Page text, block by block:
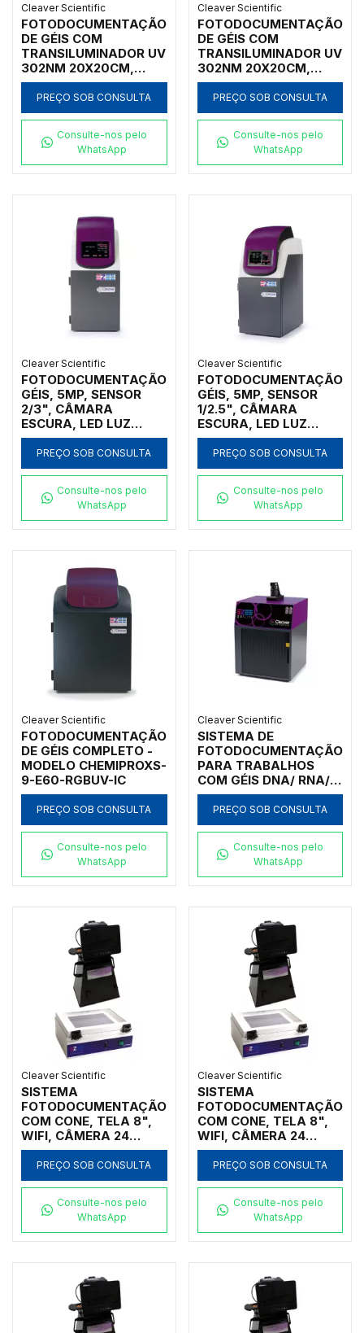
Cleaver Scientific
FOTODOCUMENTAÇÃO
DE GÉIS COM
TRANSILUMINADOR UV
302NM 20X20CM,
NECESSITA
PC/LAPTOP, COM
MÓDULO RGB
PREÇO SOB CONSULTA
Consulte-nos pelo
WhatsApp
Cleaver Scientific
FOTODOCUMENTAÇÃO
DE GÉIS COM
TRANSILUMINADOR UV
302NM 20X20CM,
NECESSITA
PC/LAPTOP
PREÇO SOB CONSULTA
Consulte-nos pelo
WhatsApp
Cleaver Scientific
FOTODOCUMENTAÇÃO
GÉIS, 5MP, SENSOR
2/3", CÂMARA
ESCURA, LED LUZ
BRANCA,
TRANSILUMINADOR UV
302NM, TOUCH
CAPTURA IMAGEM E
GENEQUANT
PREÇO SOB CONSULTA
Consulte-nos pelo
WhatsApp
Cleaver Scientific
FOTODOCUMENTAÇÃO
GÉIS, 5MP, SENSOR
1/2.5", CÂMARA
ESCURA, LED LUZ
BRANCA,
TRANSILUMINADOR UV
302NM, TOUCH
CAPTURA IMAGEM E
GENEQUANT
PREÇO SOB CONSULTA
Consulte-nos pelo
WhatsApp
Cleaver Scientific
FOTODOCUMENTAÇÃO
DE GÉIS COMPLETO -
MODELO CHEMIPROXS-
9-E60-RGBUV-IC
PREÇO SOB CONSULTA
Consulte-nos pelo
WhatsApp
Cleaver Scientific
SISTEMA DE
FOTODOCUMENTAÇÃO
PARA TRABALHOS
COM GÉIS DNA/ RNA/
PROTEÍNAS/
AUTORADIOGRAFIA/
COLORIMETRIA/
COLÔNIAS,
DENSITOMETRIA,
FLUORESCÊNCIA,
GFP, EQUIPADO COM
TRANSILUMINADOR
UV, CONVERSOR LUZ
UV/ BRANCA,
CONVERSOR LUZ UV/
AZUL, LUZ BRANCA
INTERNA, CÂMARA
ESCURA, CÂMERA 5
MEGAPIXELS,
SOFTWARE (S) PARA
AQUISIÇÃO E ANÁLISE
DE IMAGENS MODELO
GELLITE-PROSAFE E-
60
PREÇO SOB CONSULTA
Consulte-nos pelo
WhatsApp
Cleaver Scientific
SISTEMA
FOTODOCUMENTAÇÃO
COM CONE, TELA 8",
WIFI, CÂMERA 24
MEGAPIXELS, LUZ
BRANCA 30W,
SOFTWARE,
365NM
PREÇO SOB CONSULTA
Consulte-nos pelo
WhatsApp
Cleaver Scientific
SISTEMA
FOTODOCUMENTAÇÃO
COM CONE, TELA 8",
WIFI, CÂMERA 24
MEGAPIXELS, LUZ
BRANCA 30W,
SOFTWARE,
254NM
PREÇO SOB CONSULTA
Consulte-nos pelo
WhatsApp